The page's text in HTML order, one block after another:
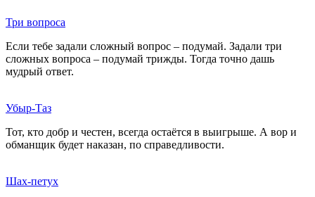
Три вопроса
Если тебе задали сложный вопрос – подумай. Задали три
сложных вопроса – подумай трижды. Тогда точно дашь
мудрый ответ.
Убыр-Таз
Тот, кто добр и честен, всегда остаётся в выигрыше. А вор и
обманщик будет наказан, по справедливости.
Шах-петух